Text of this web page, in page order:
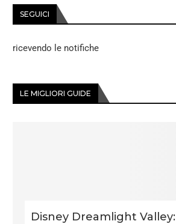
SEGUICI
ricevendo le notifiche
LE MIGLIORI GUIDE
Disney Dreamlight Valley: